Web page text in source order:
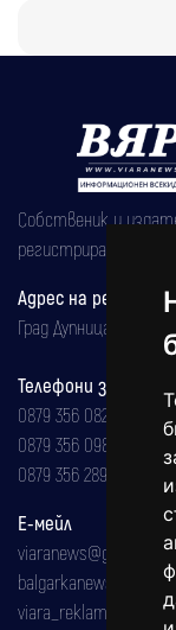
Собственик и
регистрирана на
Адрес на
Град Дупница,
Телефони за
0879 356 082
0879 356 098
0879 356 289
Е-мейл
viaranews@gmail.com